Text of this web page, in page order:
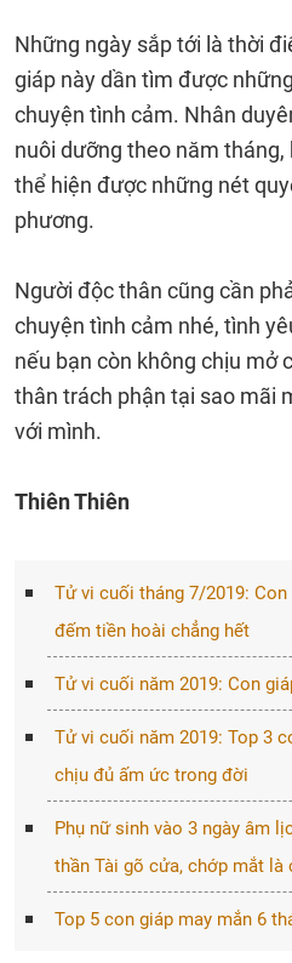
Những ngày sắp tới là thời
giáp này dần tìm được
chuyện tình cảm. Nhân
nuôi dưỡng theo năm
thể hiện được những nét
phương.
Người độc thân cũng cần
chuyện tình cảm nhé, tình
nếu bạn còn không chịu mở
thân trách phận tại sao mãi
với mình.
Thiên Thiên
Tử vi cuối tháng 7/2019:
đếm tiền hoài chẳng hết
Tử vi cuối năm 2019: Con
Tử vi cuối năm 2019: Top 3
chịu đủ ấm ức trong đời
Phụ nữ sinh vào 3 ngày âm
thần Tài gõ cửa, chớp mắt là
Top 5 con giáp may mắn 6